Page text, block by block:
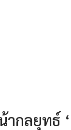
ากลยุทธ์